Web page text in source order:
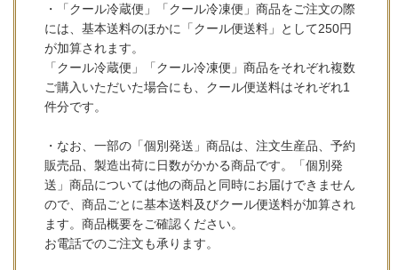
・「クール冷蔵便」「クール冷凍便」商品をご注文の際
には、基本送料のほかに「クール便送料」として250円
が加算されます。
「クール冷蔵便」「クール冷凍便」商品をそれぞれ複数
ご購入いただいた場合にも、クール便送料はそれぞれ1
件分です。
・なお、一部の「個別発送」商品は、注文生産品、予約
販売品、製造出荷に日数がかかる商品です。「個別発
送」商品については他の商品と同時にお届けできません
ので、商品ごとに基本送料及びクール便送料が加算され
ます。商品概要をご確認ください。
お電話でのご注文も承ります。